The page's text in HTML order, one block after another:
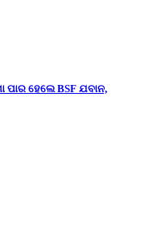
ପାର ହେଲେ BSF ଯବାନ,